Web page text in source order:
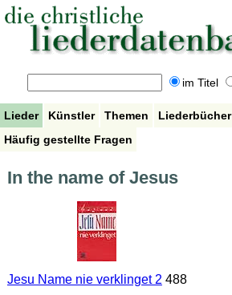
im Titel
Lieder Künstler Themen Liederbücher
Häufig gestellte Fragen
In the name of Jesus
Jesu Name nie verklinget 2 488